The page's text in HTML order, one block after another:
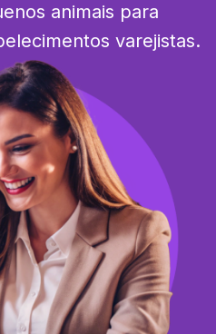
animais para
varejistas.